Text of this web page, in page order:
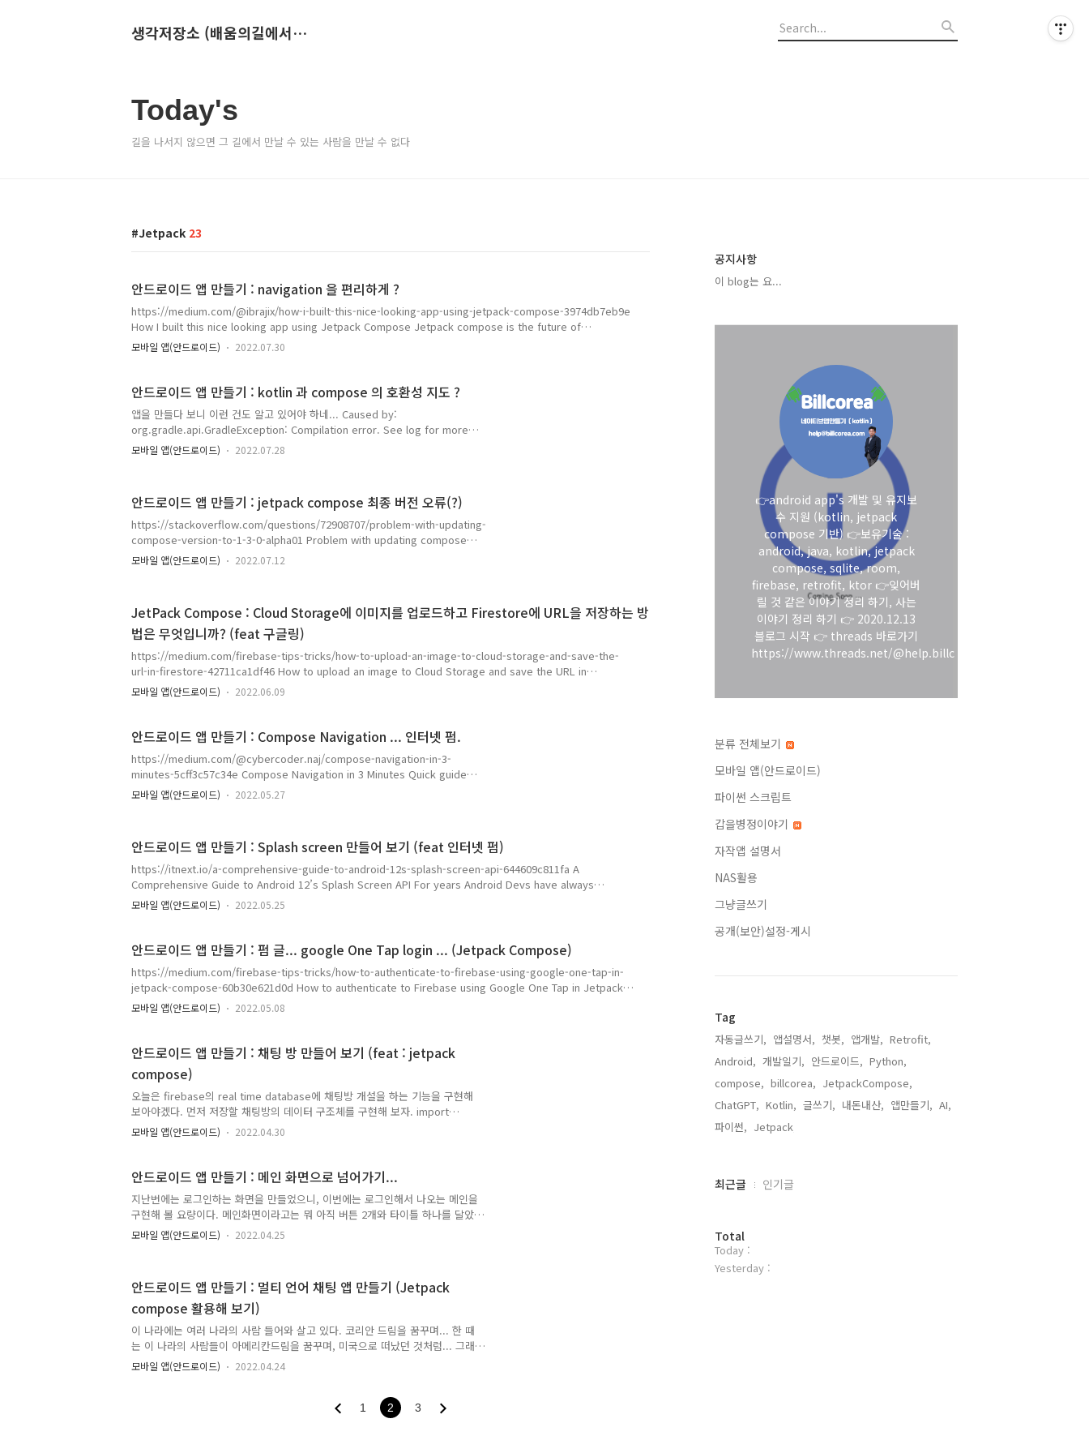
생각저장소 (배움의길에서 만나는 이야기)
Today's
길을 나서지 않으면 그 길에서 만날 수 있는 사람을 만날 수 없다
Jetpack 23
안드로이드 앱 만들기 : navigation 을 편리하게 ?
https://medium.com/@ibrajix/how-i-built-this-nice-looking-app-using-jetpack-compose-3974db7eb9e
How I built this nice looking app using Jetpack Compose Jetpack compose is the future of
building UI’s on Android. ibrajix.medium.com 이 글을 읽고 있는 중이다... kotlin을 이용해서 앱을 구현해 보
고 있는 중이라서... 이글에는 splash 화면에 대한 이야기도 있는 것 같고, navigation에 대한 이야기도 있는 듯
모바일 앱(안드로이드) 2022.07.30
안드로이드 앱 만들기 : kotlin 과 compose 의 호환성 지도 ?
앱을 만들다 보니 이런 건도 알고 있어야 하네... Caused by:
org.gradle.api.GradleException: Compilation error. See log for more
details 이 메시지를 보기 전에 지나가버린 메시지 가 있는데, 그건 잘 보이지
않는 경우가 있다. 그래서 빌드창을 위아래로 드래그를 해 봐도 이것만 봐서는
지 앞에서 로그의 자세히 보라고 했으니 잘 찾아 보았다면 헤매지 않아도 되겠지
만, 영어가 짧은 개발자는 마지막 메시지를 그냥 구글링을 해 보게 된다는 것이
다. ㅋㅋ~ 그래서 찾은 상세 메시지에는 kot..
모바일 앱(안드로이드) 2022.07.28
안드로이드 앱 만들기 : jetpack compose 최종 버전 오류(?)
https://stackoverflow.com/questions/72908707/problem-with-updating-
compose-version-to-1-3-0-alpha01 Problem with updating compose
version to 1.3.0-alpha01 I have an Android Studio project that works
fine when I'm using Kotlin version 1.6.21 and compose version 1.2.0-
해..
모바일 앱(안드로이드) 2022.07.12
JetPack Compose : Cloud Storage에 이미지를 업로드하고 Firestore에 URL을 저장하는 방
법은 무엇입니까? (feat 구글링)
https://medium.com/firebase-tips-tricks/how-to-upload-an-image-to-cloud-storage-and-save-the-
url-in-firestore-42711ca1df46 How to upload an image to Cloud Storage and save the URL in
Firestore? A simple solution for saving an image to Firebase Storage, writing the URL in Firestore,
and reading it back using Jetpack Compose. medium.com 요새 작업중인 앱에 적용해 볼 요량으로 이런
모바일 앱(안드로이드) 2022.06.09
안드로이드 앱 만들기 : Compose Navigation ... 인터넷 펌.
https://medium.com/@cybercoder.naj/compose-navigation-in-3-
minutes-5cff3c57c34e Compose Navigation in 3 Minutes Quick guide
for navigation between composables in a Compose project
medium.com 나름대로 이제 배움을 정리해 가고 있기는 하나, 아직도 갈 길이
성인지라, 글로 옮겨 오기에는 무리가 있어 보인다. 잘 읽어 보고 오늘도 도전 !!!
2022.05.28 코딩으로 옮겨 보면서... ..
모바일 앱(안드로이드) 2022.05.27
안드로이드 앱 만들기 : Splash screen 만들어 보기 (feat 인터넷 펌)
https://itnext.io/a-comprehensive-guide-to-android-12s-splash-screen-api-644609c811fa A
Comprehensive Guide to Android 12’s Splash Screen API For years Android Devs have always
resorted to using a windowBackground or Activity or Fragment for their splash screen. Using
the… itnext.io 스플래쉬 화면 : 앱이 실행 되기 전에 로딩중 보이는 화면 ( 앱이 처리 되는 동안 보이는
모바일 앱(안드로이드) 2022.05.25
안드로이드 앱 만들기 : 펌 글... google One Tap login ... (Jetpack Compose)
https://medium.com/firebase-tips-tricks/how-to-authenticate-to-firebase-using-google-one-tap-in-
jetpack-compose-60b30e621d0d How to authenticate to Firebase using Google One Tap in Jetpack
Compose? A simple solution for implementing Firebase Authentication with Google, using Jetpack
Compose on Android. medium.com 오늘은 Google One tab login에 관한 참고 자료 링크를 하나 공유합니
모바일 앱(안드로이드) 2022.05.08
안드로이드 앱 만들기 : 채팅 방 만들어 보기 (feat : jetpack
compose)
오늘은 firebase의 real time database에 채팅방 개설을 하는 기능을 구현해
보아야겠다. 먼저 저장할 채팅방의 데이터 구조체를 구현해 보자. import
java.util.* data class ChatRooms( var chatRooms:String = "", var
chatTitle:String = "", var roomOwner:String = "", var chatNo:String = "" )
firebase의 realtime database 연동을 위한 준비는 이전에 posting 했던 글
이나, 구글에서 찾아보면 많이 나오고 있으므로 생략... 다음은 데이터를 가져오
고 저장하는 것을 구현하기 위..
모바일 앱(안드로이드) 2022.04.30
안드로이드 앱 만들기 : 메인 화면으로 넘어가기...
지난번에는 로그인하는 화면을 만들었으니, 이번에는 로그인해서 나오는 메인을
구현해 볼 요량이다. 메인화면이라고는 뭐 아직 버튼 2개와 타이틀 하나를 달았
을 뿐이다. 이것이 그냥 Layout 을 이용해서 작업을 하고 있다면 조금은 더 쉽
고 빠르게 될 것 같기는 하나, 이왕 배우기 시작한 jetpack compose을 활용해
androidx.activity.compose.setContent import
com.billcoreatech.multichat416.ui.theme.MultiChat416Theme imp..
모바일 앱(안드로이드) 2022.04.25
안드로이드 앱 만들기 : 멀티 언어 채팅 앱 만들기 (Jetpack
compose 활용해 보기)
이 나라에는 여러 나라의 사람 들어와 살고 있다. 코리안 드림을 꿈꾸며... 한 때
는 이 나라의 사람들이 아메리칸드림을 꿈꾸며, 미국으로 떠났던 것처럼... 그래
서 이번에는 다국적 언어를 이용한 채팅앱을 하나 만들어 볼까 한다. 잘 될지는
모르겠지만, 그러면서 Jetpack Compose 을 이용한 화면 구성 등에 대한 공부
다. 이 화면을 layout 으로 그리라고 했다면 아마도 금새 그리지 않았을까 하는
생각이 든다. 화면에 Card box 와 Text가 들어간 button 기능 3개 제목 이름
모바일 앱(안드로이드) 2022.04.24
1 2 3
공지사항
이 blog는 요...
👉android app's 개발 및 유지보
수 지원 (kotlin, jetpack
compose 기반) 👉보유기술 :
android, java, kotlin, jetpack
compose, sqlite, room,
firebase, retrofit, ktor 👉잊어버
릴 것 같은 이야기 정리 하기, 사는
이야기 정리 하기 👉 2020.12.13
블로그 시작 👉 threads 바로가기
https://www.threads.net/@help.billc
분류 전체보기
모바일 앱(안드로이드)
파이썬 스크립트
갑을병정이야기
자작앱 설명서
NAS활용
그냥글쓰기
공개(보안)설정-게시
Tag
자동글쓰기, 앱설명서, 챗봇, 앱개발, Retrofit,
Android, 개발일기, 안드로이드, Python,
compose, billcorea, JetpackCompose,
ChatGPT, Kotlin, 글쓰기, 내돈내산, 앱만들기, AI,
파이썬, Jetpack,
최
과
인
기
최근글 인기글
방
문
자
Total
Today :
Yesterday :